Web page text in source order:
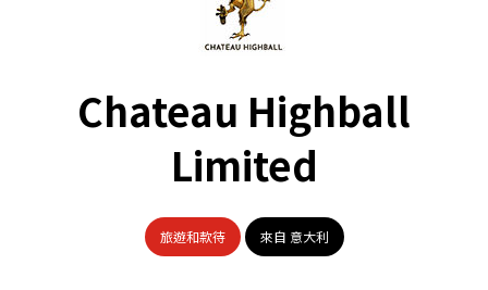
Chateau Highball
Limited
旅遊和款待 來自 意大利